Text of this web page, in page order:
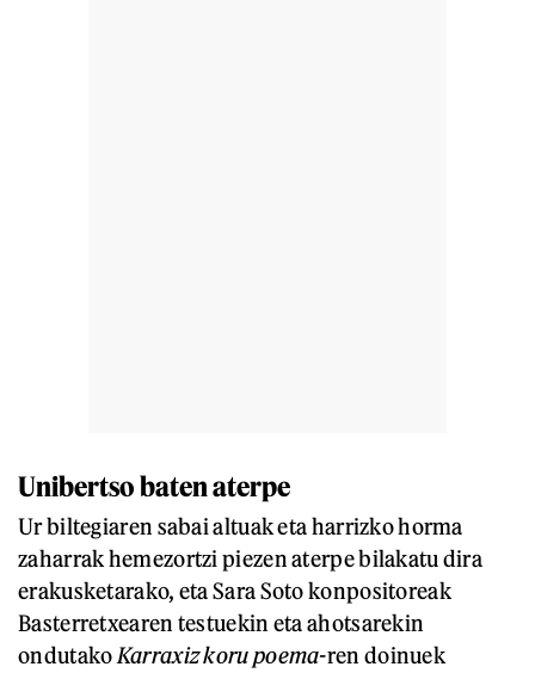
Unibertso baten aterpe
Ur biltegiaren sabai altuak eta harrizko horma
zaharrak hemezortzi piezen aterpe bilakatu dira
erakusketarako, eta Sara Soto konpositoreak
Basterretxearen testuekin eta ahotsarekin
ondutakoKarraxiz koru poema-ren doinuek